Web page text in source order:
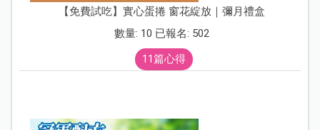
【免費試吃】實心蛋捲 窗花綻放｜彌月禮盒
數量: 10 已報名: 502
11篇心得